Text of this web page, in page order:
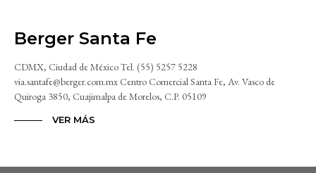
Berger Santa Fe
CDMX, Ciudad de México Tel. (55) 5257 5228
via.santafe@berger.com.mx Centro Comercial Santa Fe, Av. Vasco de
Quiroga 3850, Cuajimalpa de Morelos, C.P. 05109
VER MÁS